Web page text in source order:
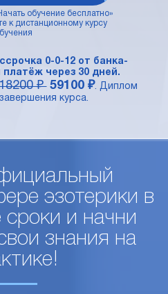
обучение бесплатно»
к дистанционному курсу
0-0-12 от банка-
через 30 дней.
₽ 59100 ₽. Диплом
курса.
эзотерики в
и начни
знания на